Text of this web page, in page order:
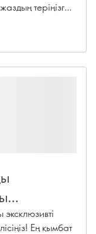
теріңізге
айтамыз.
Ең қымбат